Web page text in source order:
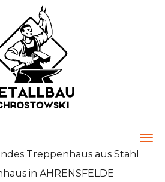
Treppenhaus aus Stahl
in AHRENSFELDE